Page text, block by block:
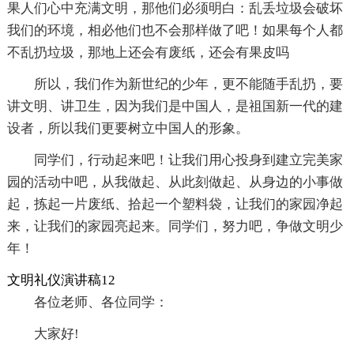
果人们心中充满文明，那他们必须明白：乱丢垃圾会破坏
我们的环境，相必他们也不会那样做了吧！如果每个人都
不乱扔垃圾，那地上还会有废纸，还会有果皮吗
所以，我们作为新世纪的少年，更不能随手乱扔，要
讲文明、讲卫生，因为我们是中国人，是祖国新一代的建
设者，所以我们更要树立中国人的形象。
同学们，行动起来吧！让我们用心投身到建立完美家
园的活动中吧，从我做起、从此刻做起、从身边的小事做
起，拣起一片废纸、拾起一个塑料袋，让我们的家园净起
来，让我们的家园亮起来。同学们，努力吧，争做文明少
年！
文明礼仪演讲稿12
各位老师、各位同学：
大家好!